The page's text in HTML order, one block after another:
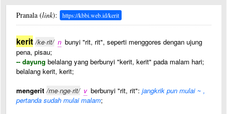
Pranala (link): https://kbbi.web.id/kerit
kerit /ke·rit/ n bunyi "rit, rit", seperti menggores dengan ujung
pena, pisau;
-- dayung belalang yang berbunyi "kerit, kerit" pada malam hari;
belalang kerit, kerit;
mengerit /me·nge·rit/ v berbunyi "rit, rit": jangkrik pun mulai ~ ,
pertanda sudah mulai malam;